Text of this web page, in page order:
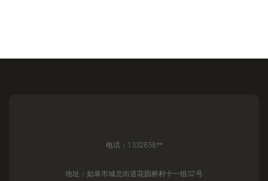
电话：1332858**
地址：如皋市城北街道花园桥村十一组32号